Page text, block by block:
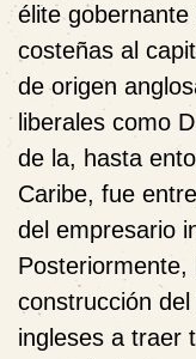
élite
costeñas al
de origen
liberales como
de la, hasta
Caribe, fue
del empresario
construcción
ingleses a traer